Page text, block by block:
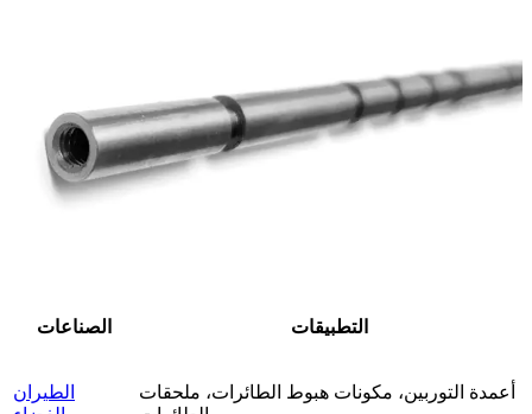
الصناعات التطبيقات
الطيران
أعمدة التوربين، مكونات هبوط الطائرات، ملحقات